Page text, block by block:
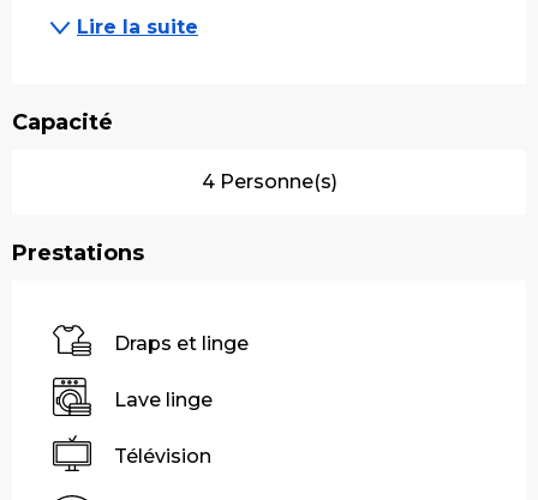
Lire la suite
Capacité
4 Personne(s)
Prestations
Draps et linge
Lave linge
Télévision